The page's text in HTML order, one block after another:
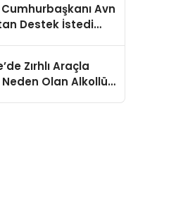
Avn
Destek İstedi
Zırhlı Araçla
Olan Alkollü